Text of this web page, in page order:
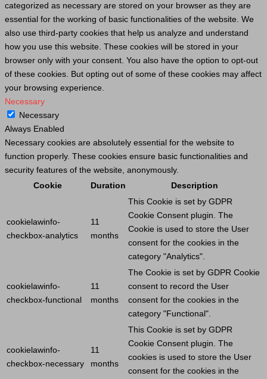
categorized as necessary are stored on your browser as they are
essential for the working of basic functionalities of the website. We
also use third-party cookies that help us analyze and understand
how you use this website. These cookies will be stored in your
browser only with your consent. You also have the option to opt-out
of these cookies. But opting out of some of these cookies may affect
your browsing experience.
Necessary
Necessary
Always Enabled
Necessary cookies are absolutely essential for the website to
function properly. These cookies ensure basic functionalities and
security features of the website, anonymously.
Cookie
Duration Description
cookielawinfo-
checkbox-analytics
11
months
This Cookie is set by GDPR
Cookie Consent plugin. The
Cookie is used to store the User
consent for the cookies in the
category "Analytics".
cookielawinfo-
checkbox-functional
11
months
The Cookie is set by GDPR Cookie
consent to record the User
consent for the cookies in the
category "Functional".
cookielawinfo-
checkbox-necessary
11
months
This Cookie is set by GDPR
Cookie Consent plugin. The
cookies is used to store the User
consent for the cookies in the